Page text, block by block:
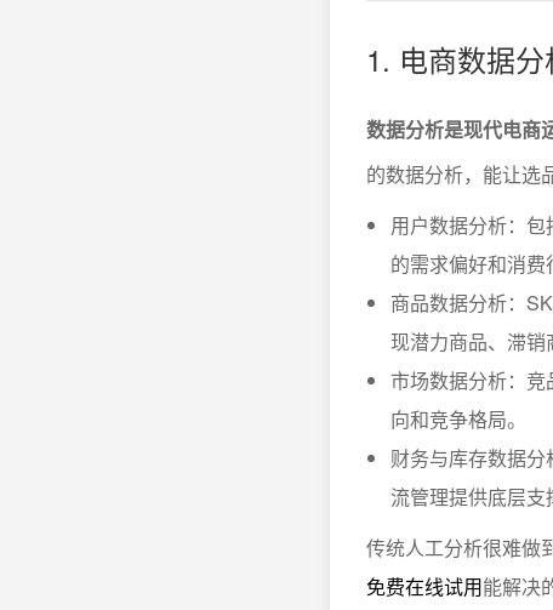
1. 电商数据
数据分析是现代电商
的数据分析，能让选
用户数据分析：
的需求偏好和消费
商品数据分析：
现潜力商品、滞销
市场数据分析：
向和竞争格局。
财务与库存数据
流管理提供底层支
传统人工分析很难做
免费在线试用能解决